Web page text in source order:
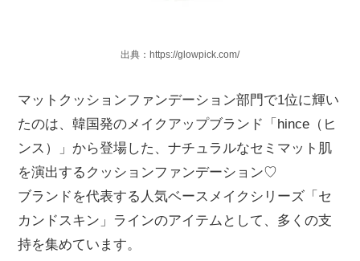
出典：https://glowpick.com/
マットクッションファンデーション部門で1位に輝い
たのは、韓国発のメイクアップブランド「hince（ヒ
ンス）」から登場した、ナチュラルなセミマット肌
を演出するクッションファンデーション♡
ブランドを代表する人気ベースメイクシリーズ「セ
カンドスキン」ラインのアイテムとして、多くの支
持を集めています。